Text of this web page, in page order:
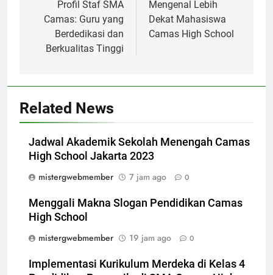
Profil Staf SMA
Camas: Guru yang
Berdedikasi dan
Berkualitas Tinggi
Mengenal Lebih
Dekat Mahasiswa
Camas High School
Related News
Jadwal Akademik Sekolah Menengah Camas
High School Jakarta 2023
mistergwebmember
7 jam ago 0
Menggali Makna Slogan Pendidikan Camas
High School
mistergwebmember
19 jam ago 0
Implementasi Kurikulum Merdeka di Kelas 4